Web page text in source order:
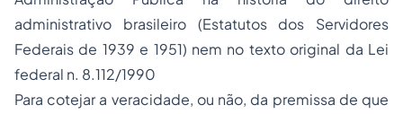
administrativo brasileiro (Estatutos dos Servidores
Federais de 1939 e 1951) nem no texto original da Lei
federal n. 8.112/1990
Para cotejar a veracidade, ou não, da premissa de que